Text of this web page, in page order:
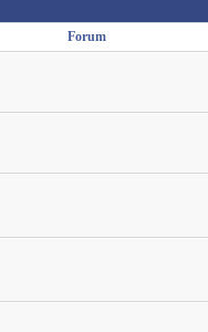
Forum